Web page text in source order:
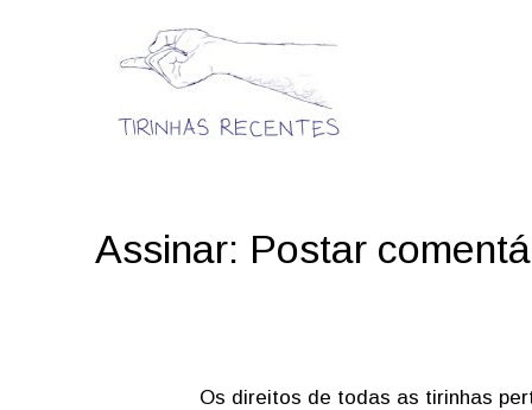
Assinar: Postar
Os direitos de todas as tirinhas